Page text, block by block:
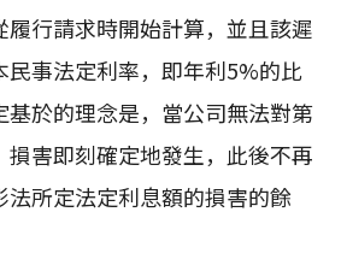
行請求時開始計算，並且該遲
民事法定利率，即年利5%的比
基於的理念是，當公司無法對第
損害即刻確定地發生，此後不再
法所定法定利息額的損害的餘